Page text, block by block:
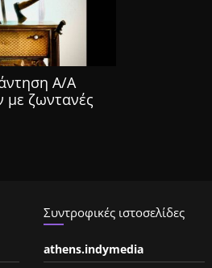
Α/Α
ζωντανές
Συντροφικές ιστοσελίδες
athens.indymedia